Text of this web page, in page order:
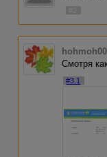
Смотря
#3.1